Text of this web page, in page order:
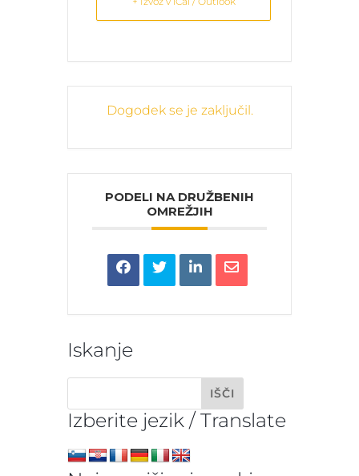
Dogodek se je zaključil.
PODELI NA DRUŽBENIH
OMREŽJIH
Iskanje
Izberite jezik / Translate